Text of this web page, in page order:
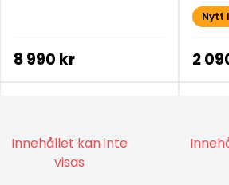
8 990 kr
Nytt
2
Innehållet kan inte
visas